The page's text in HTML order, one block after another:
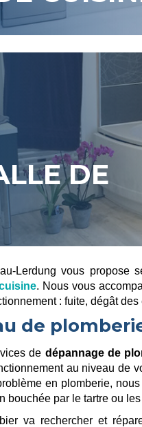
DE
Lerdung vous propose
. Nous vous
: fuite, dégât
de
de dépannage de
au niveau de
en plomberie,
bouchée par le tartre ou
va rechercher et